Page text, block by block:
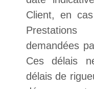
Client, en
demandées
Ces délais
délais de